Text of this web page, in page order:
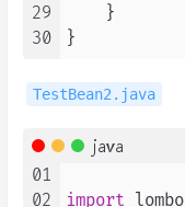
29
30
    }
TestBean2.java
java
01
02
import